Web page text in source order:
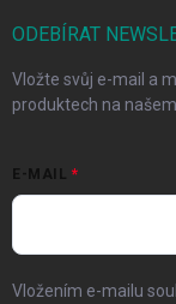
ODEBÍRAT
Vložte svůj e-mail a
produktech na
E-MAIL
Vložením e-mailu